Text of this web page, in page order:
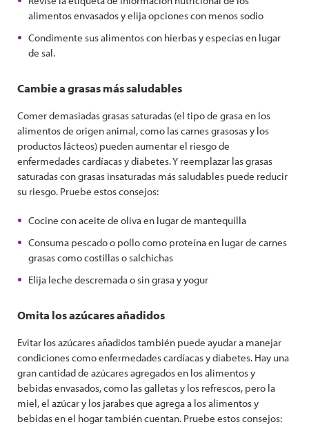
alimentos envasados ​​y elija opciones con menos sodio
Condimente sus alimentos con hierbas y especias en lugar
de sal.
Cambie a grasas más saludables
Comer demasiadas grasas saturadas (el tipo de grasa en los
alimentos de origen animal, como las carnes grasosas y los
productos lácteos) pueden aumentar el riesgo de
enfermedades cardíacas y diabetes. Y reemplazar las grasas
saturadas con grasas insaturadas más saludables puede reducir
su riesgo. Pruebe estos consejos:
Cocine con aceite de oliva en lugar de mantequilla
Consuma pescado o pollo como proteína en lugar de carnes
grasas como costillas o salchichas
Elija leche descremada o sin grasa y yogur
Omita los azúcares añadidos
Evitar los azúcares añadidos también puede ayudar a manejar
condiciones como enfermedades cardíacas y diabetes. Hay una
gran cantidad de azúcares agregados en los alimentos y
bebidas envasados, como las galletas y los refrescos, pero la
miel, el azúcar y los jarabes que agrega a los alimentos y
bebidas en el hogar también cuentan. Pruebe estos consejos: